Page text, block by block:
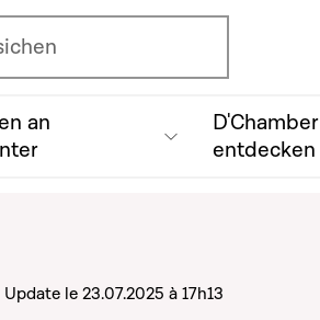
an
D'Chamber
entdecken
Update le 23.07.2025 à 17h13